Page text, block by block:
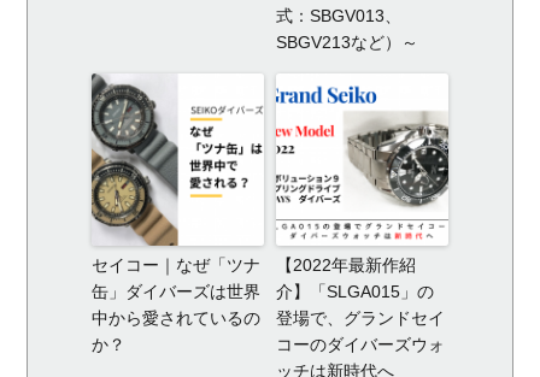
式：SBGV013、
SBGV213など）～
セイコー｜なぜ「ツナ
缶」ダイバーズは世界
中から愛されているの
か？
【2022年最新作紹
介】「SLGA015」の
登場で、グランドセイ
コーのダイバーズウォ
ッチは新時代へ